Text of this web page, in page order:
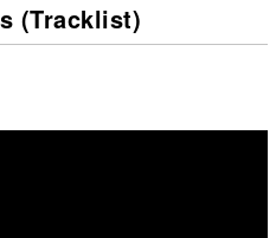
(Tracklist)